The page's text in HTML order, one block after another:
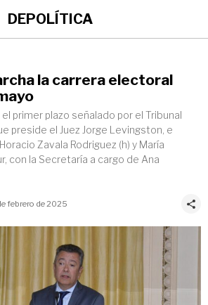
DEPOLÍTICA
la carrera electoral
primer plazo señalado por el Tribunal
preside el Juez Jorge Levingston, e
Zavala Rodriguez (h) y María
con la Secretaría a cargo de Ana
febrero de 2025